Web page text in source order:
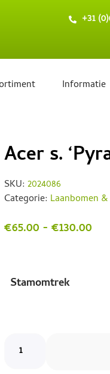
+31
Informatie
Acer s.
SKU:2024086
Categorie: Laanbomen
€65.00 - €130.00
Stamomtrek